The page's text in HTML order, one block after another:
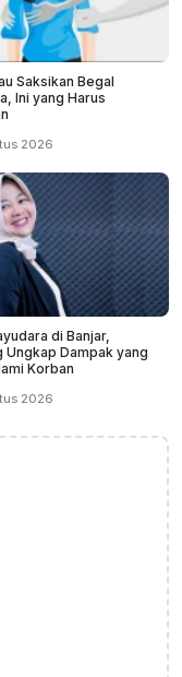
Saksikan Begal
Ini yang Harus
2026
di Banjar,
Ungkap Dampak yang
Korban
2026